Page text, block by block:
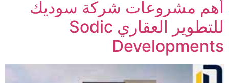
أهم مشروعات شركة سوديك
للتطوير العقاري Sodic
Developments